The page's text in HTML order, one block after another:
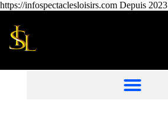
https://infospectaclesloisirs.com Depuis 2023